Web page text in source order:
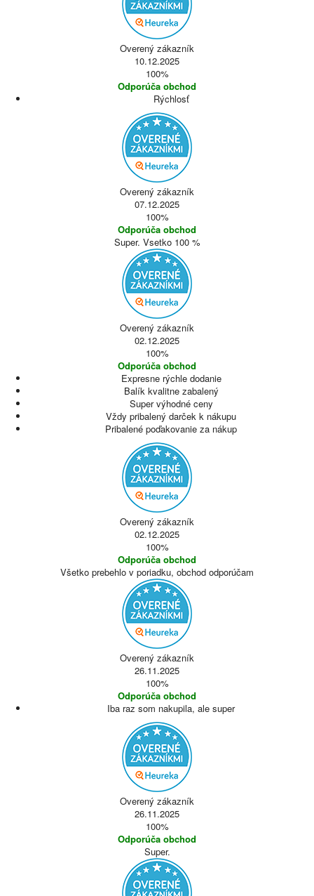
Overený zákazník
10.12.2025
100%
Odporúča obchod
Rýchlosť
Overený zákazník
07.12.2025
100%
Odporúča obchod
Super. Vsetko 100 %
Overený zákazník
02.12.2025
100%
Odporúča obchod
Expresne rýchle dodanie
Balík kvalitne zabalený
Super výhodné ceny
Vždy pribalený darček k nákupu
Pribalené poďakovanie za nákup
Overený zákazník
02.12.2025
100%
Odporúča obchod
Všetko prebehlo v poriadku, obchod odporúčam
Overený zákazník
26.11.2025
100%
Odporúča obchod
Iba raz som nakupila, ale super
Overený zákazník
26.11.2025
100%
Odporúča obchod
Super.